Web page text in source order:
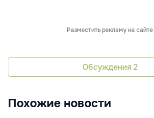
Разместить рекламу на сайте
Обсуждения 2
Похожие новости